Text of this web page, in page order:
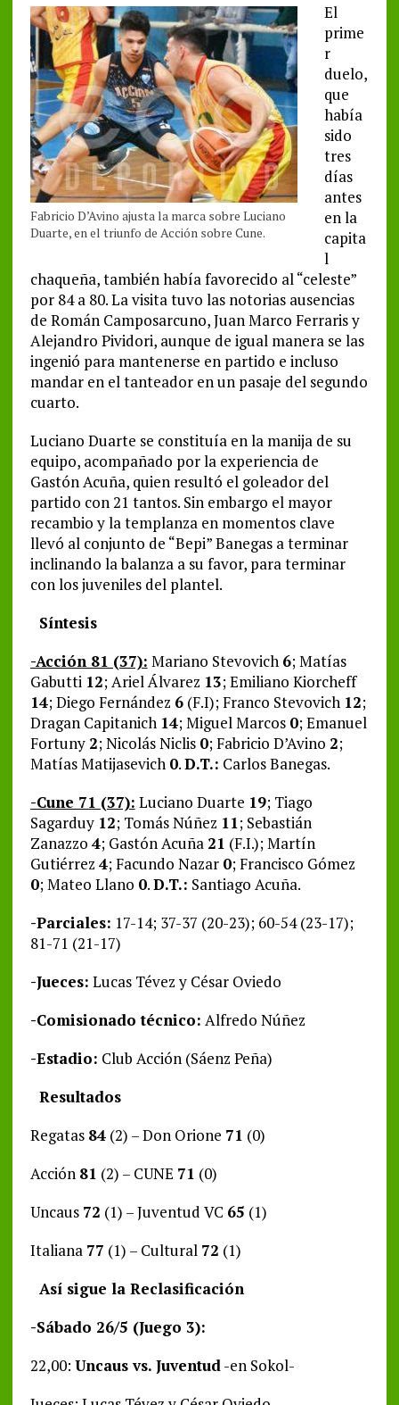
Fabricio D’Avino ajusta la marca sobre Luciano
Duarte, en el triunfo de Acción sobre Cune.
El
prime
r
duelo,
que
había
sido
tres
días
antes
en la
capita
l
chaqueña, también había favorecido al “celeste”
por 84 a 80. La visita tuvo las notorias ausencias
de Román Camposarcuno, Juan Marco Ferraris y
Alejandro Pividori, aunque de igual manera se las
ingenió para mantenerse en partido e incluso
mandar en el tanteador en un pasaje del segundo
cuarto.
Luciano Duarte se constituía en la manija de su
equipo, acompañado por la experiencia de
Gastón Acuña, quien resultó el goleador del
partido con 21 tantos. Sin embargo el mayor
recambio y la templanza en momentos clave
llevó al conjunto de “Bepi” Banegas a terminar
inclinando la balanza a su favor, para terminar
con los juveniles del plantel.
Síntesis
-Acción 81 (37): Mariano Stevovich 6; Matías
Gabutti 12; Ariel Álvarez 13; Emiliano Kiorcheff
14; Diego Fernández 6(F.I); Franco Stevovich 12;
Dragan Capitanich 14; Miguel Marcos 0; Emanuel
Fortuny 2; Nicolás Niclis 0; Fabricio D’Avino 2;
Matías Matijasevich 0.D.T.: Carlos Banegas.
-Cune 71 (37): Luciano Duarte 19; Tiago
Sagarduy 12; Tomás Núñez 11; Sebastián
Zanazzo 4; Gastón Acuña 21 (F.I.); Martín
Gutiérrez 4; Facundo Nazar 0; Francisco Gómez
0; Mateo Llano 0.D.T.: Santiago Acuña.
-Parciales: 17-14; 37-37 (20-23); 60-54 (23-17);
81-71 (21-17)
-Jueces: Lucas Tévez y César Oviedo
-Comisionado técnico: Alfredo Núñez
-Estadio: Club Acción (Sáenz Peña)
Resultados
Regatas 84(2) – Don Orione 71 (0)
Acción 81 (2) – CUNE 71 (0)
Uncaus 72 (1) – Juventud VC 65 (1)
Italiana 77 (1) – Cultural 72 (1)
Así sigue la Reclasificación
-Sábado 26/5 (Juego 3):
22,00: Uncaus vs. Juventud-en Sokol-